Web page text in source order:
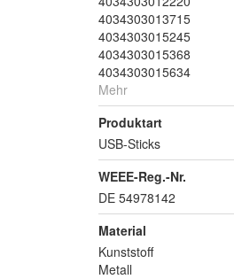
4034303013715
4034303015245
4034303015368
4034303015634
Mehr
Produktart
USB-Sticks
WEEE-Reg.-Nr.
DE 54978142
Material
Kunststoff
Metall